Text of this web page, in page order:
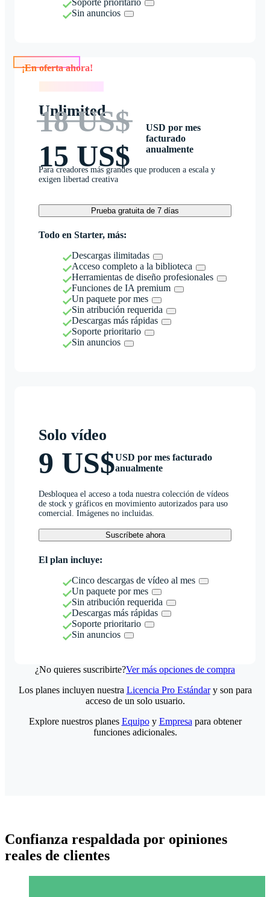
Soporte prioritario
Sin anuncios
Unlimited
18 US$
15 US$
USD por mes
facturado
anualmente
Para creadores más grandes que producen a escala y
exigen libertad creativa
Prueba gratuita de 7 días
Todo en Starter, más:
Descargas ilimitadas
Acceso completo a la biblioteca
Herramientas de diseño profesionales
Funciones de IA premium
Un paquete por mes
Sin atribución requerida
Descargas más rápidas
Soporte prioritario
Sin anuncios
Solo vídeo
9 US$USD por mes facturado
anualmente
Desbloquea el acceso a toda nuestra colección de vídeos
de stock y gráficos en movimiento autorizados para uso
comercial. Imágenes no incluidas.
Suscríbete ahora
El plan incluye:
Cinco descargas de vídeo al mes
Un paquete por mes
Sin atribución requerida
Descargas más rápidas
Soporte prioritario
Sin anuncios
¿No quieres suscribirte?Ver más opciones de compra
Los planes incluyen nuestra Licencia Pro Estándary son para
acceso de un solo usuario.
Explore nuestros planes Equipoy Empresa para obtener
funciones adicionales.
Confianza respaldada por opiniones
reales de clientes